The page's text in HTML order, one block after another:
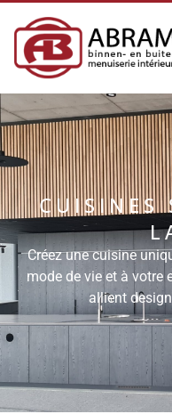
CUISINES
Créez une cuisine
mode de vie et à votre
allient